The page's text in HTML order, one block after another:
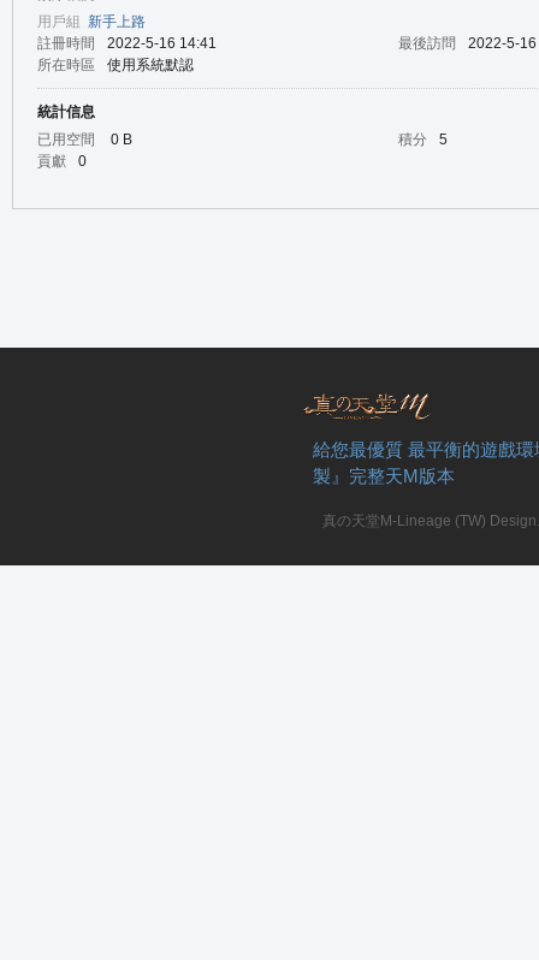
用戶組 新手上路
註冊時間
2022-5-16 14:41 最後訪問
2022-5-
所在時區
使用系統默認
統計信息
已用空間
0 B 積分
5
貢獻
0
給您最優質 最平衡的遊戲
製』完整天M版本
真の天堂M-Lineage (TW)